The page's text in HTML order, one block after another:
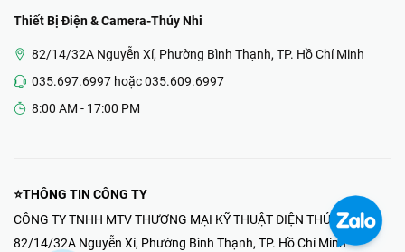
Thiết Bị Điện & Camera-Thúy Nhi
82/14/32A Nguyễn Xí, Phường Bình Thạnh, TP. Hồ Chí Minh
035.697.6997 hoặc 035.609.6997
8:00 AM - 17:00 PM
⭐THÔNG TIN CÔNG TY
CÔNG TY TNHH MTV THƯƠNG MẠI KỸ THUẬT ĐIỆN THÚY NHI
82/14/32A Nguyễn Xí, Phường Bình Thạnh, TP. Hồ Chí Minh